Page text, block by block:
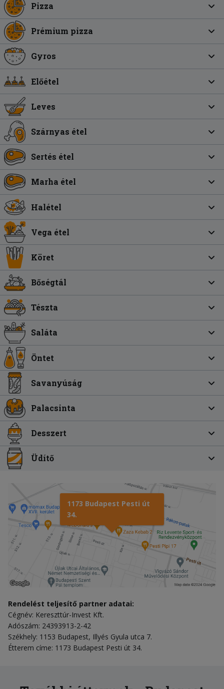
Pizza
Prémium pizza
Gyros
Előétel
Leves
Szárnyas étel
Sertés étel
Marha étel
Halétel
Vega étel
Köret
Bőségtál
Tészta
Saláta
Öntet
Savanyúság
Palacsinta
Desszert
Üdítő
1173 Budapest Pesti út
34.
Rendelést teljesítő partner adatai:
Cégnév: Kereszttúr-Invest Kft.
Adószám: 24393913-2-42
Székhely: 1153 Budapest, Illyés Gyula utca 7.
Étterem címe: 1173 Budapest Pesti út 34.